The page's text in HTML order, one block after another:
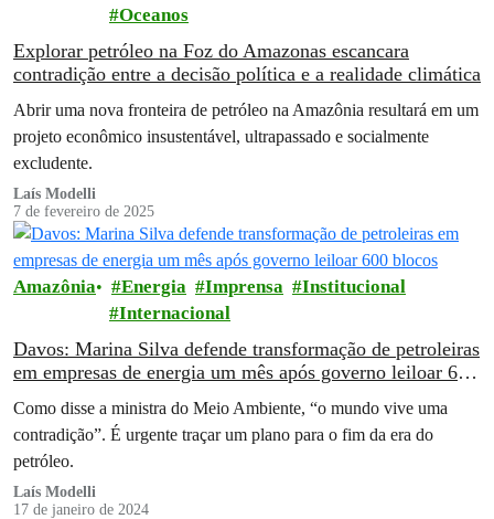
Oceanos
Explorar petróleo na Foz do Amazonas escancara
contradição entre a decisão política e a realidade climática
Abrir uma nova fronteira de petróleo na Amazônia resultará em um
projeto econômico insustentável, ultrapassado e socialmente
excludente.
Laís Modelli
7 de fevereiro de 2025
Amazônia Energia Imprensa
Institucional
Internacional
Davos: Marina Silva defende transformação de petroleiras
em empresas de energia um mês após governo leiloar 600
Como disse a ministra do Meio Ambiente, “o mundo vive uma
contradição”. É urgente traçar um plano para o fim da era do
petróleo.
Laís Modelli
17 de janeiro de 2024